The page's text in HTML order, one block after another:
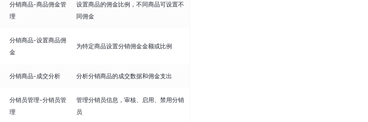
分销商品-商品佣金管
理
设置商品的佣金比例，不同商品可设置不
同佣金
分销商品-设置商品佣
金
为特定商品设置分销佣金金额或比例
分销商品-成交分析 分析分销商品的成交数据和佣金支出
分销员管理-分销员管
理
管理分销员信息，审核、启用、禁用分销
员